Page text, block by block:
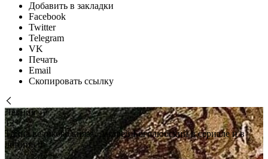
Добавить в закладки
Facebook
Twitter
Telegram
VK
Печать
Email
Скопировать ссылку
Лекция
12+
Тайна великого князя. Андрей Боголюбский в сериале и в
летописи